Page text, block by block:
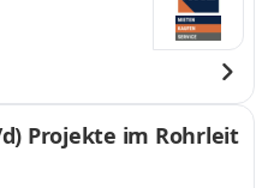
Projekte im Rohrleit